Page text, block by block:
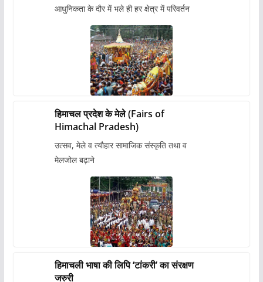
आधुनिकता के दौर में भले ही हर क्षेत्र में परिवर्तन
हिमाचल प्रदेश के मेले (Fairs of
Himachal Pradesh)
उत्सव, मेले व त्यौहार सामाजिक संस्कृति तथा व
मेलजोल बढ़ाने
हिमाचली भाषा की लिपि ‘टांकरी’ का संरक्षण
जरुरी